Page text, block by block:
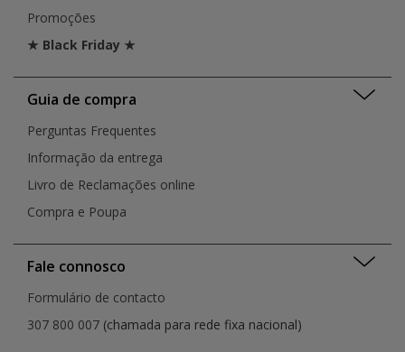
Promoções
★ Black Friday ★
Guia de compra
Perguntas Frequentes
Informação da entrega
Livro de Reclamações online
Compra e Poupa
Fale connosco
Formulário de contacto
307 800 007 (chamada para rede fixa nacional)